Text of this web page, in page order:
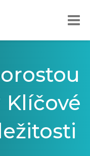
Klíčové